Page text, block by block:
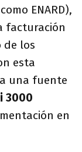
ENARD),
facturación
de los
esta
una fuente
3000
en